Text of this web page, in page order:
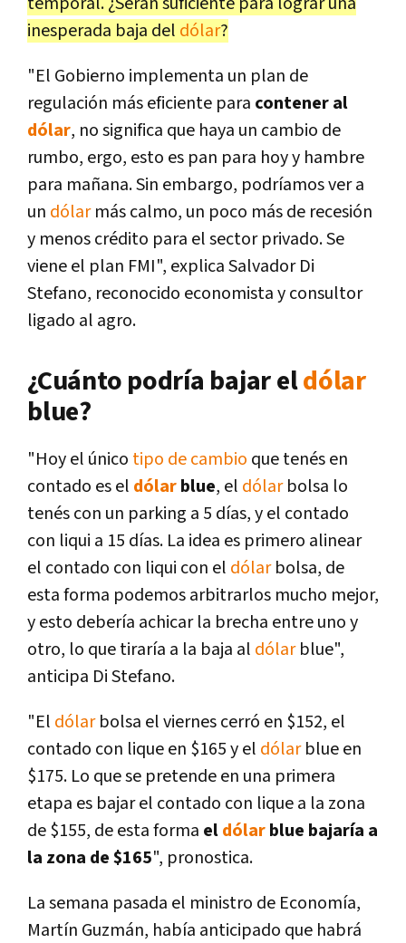
inesperada baja del dólar?
"El Gobierno implementa un plan de
regulación más eficiente para contener al
dólar, no significa que haya un cambio de
rumbo, ergo, esto es pan para hoy y hambre
para mañana. Sin embargo, podríamos ver a
un dólarmás calmo, un poco más de recesión
y menos crédito para el sector privado. Se
viene el plan FMI", explica Salvador Di
Stefano, reconocido economista y consultor
ligado al agro.
¿Cuánto podría bajar eldólar
blue?
"Hoy el único tipo de cambio que tenés en
contado es el dólarblue, el dólarbolsa lo
tenés con un parking a 5 días, y el contado
con liqui a 15 días. La idea es primero alinear
el contado con liqui con el dólarbolsa, de
esta forma podemos arbitrarlos mucho mejor,
y esto debería achicar la brecha entre uno y
otro, lo que tiraría a la baja al dólarblue",
anticipa Di Stefano.
"El dólarbolsa el viernes cerró en $152, el
contado con lique en $165 y el dólarblue en
$175. Lo que se pretende en una primera
etapa es bajar el contado con lique a la zona
de $155, de esta forma eldólarblue bajaría a
la zona de $165", pronostica.
La semana pasada el ministro de Economía,
Martín Guzmán, había anticipado que habrá